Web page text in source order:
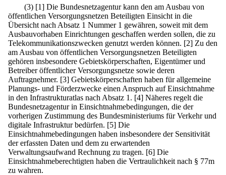
(3) [1] Die Bundesnetzagentur kann den am Ausbau von
öffentlichen Versorgungsnetzen Beteiligten Einsicht in die
Übersicht nach Absatz 1 Nummer 1 gewähren, soweit mit dem
Ausbauvorhaben Einrichtungen geschaffen werden sollen, die zu
Telekommunikationszwecken genutzt werden können. [2] Zu den
am Ausbau von öffentlichen Versorgungsnetzen Beteiligten
gehören insbesondere Gebietskörperschaften, Eigentümer und
Betreiber öffentlicher Versorgungsnetze sowie deren
Auftragnehmer. [3] Gebietskörperschaften haben für allgemeine
Planungs- und Förderzwecke einen Anspruch auf Einsichtnahme
in den Infrastrukturatlas nach Absatz 1. [4] Näheres regelt die
Bundesnetzagentur in Einsichtnahmebedingungen, die der
vorherigen Zustimmung des Bundesministeriums für Verkehr und
digitale Infrastruktur bedürfen. [5] Die
Einsichtnahmebedingungen haben insbesondere der Sensitivität
der erfassten Daten und dem zu erwartenden
Verwaltungsaufwand Rechnung zu tragen. [6] Die
Einsichtnahmeberechtigten haben die Vertraulichkeit nach § 77m
zu wahren.